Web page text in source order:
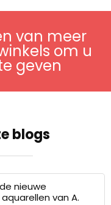
van meer
om u
geven
blogs
nieuwe
van A.